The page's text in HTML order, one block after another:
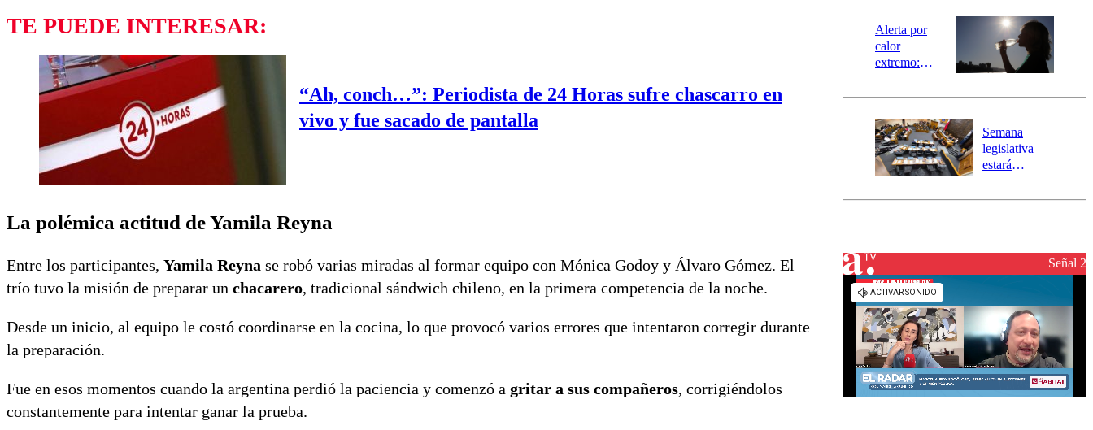
TE PUEDE INTERESAR:
“Ah, conch…”: Periodista de 24 Horas sufre chascarro en
vivo y fue sacado de pantalla
La polémica actitud de Yamila Reyna
Entre los participantes, Yamila Reyna se robó varias miradas al formar equipo con Mónica Godoy y Álvaro Gómez. El
trío tuvo la misión de preparar un chacarero, tradicional sándwich chileno, en la primera competencia de la noche.
Desde un inicio, al equipo le costó coordinarse en la cocina, lo que provocó varios errores que intentaron corregir durante
la preparación.
Fue en esos momentos cuando la argentina perdió la paciencia y comenzó a gritar a sus compañeros, corrigiéndolos
constantemente para intentar ganar la prueba.
epicentro
Alerta por
calor
extremo:
activa Alerta
Preventiva en
tres comunas
Semana
legislativa
estará
el fin de la
reconstrucciónSeñal 2